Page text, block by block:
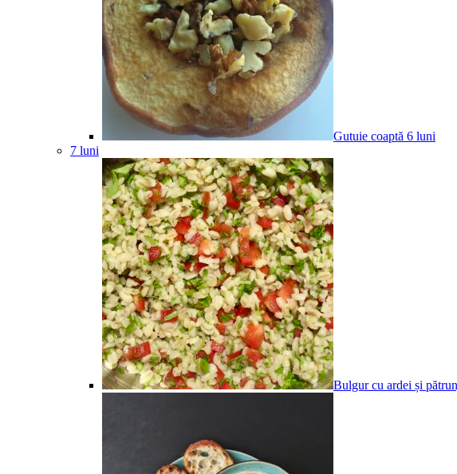
Gutuie coaptă 6 luni
7 luni
Bulgur cu ardei și